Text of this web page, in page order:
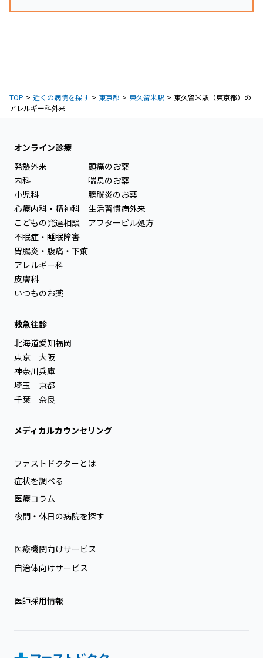
TOP 近くの病院を探す 東京都 東久留米駅
東久留米駅（東京都）の
アレルギー科外来
オンライン診療
発熱外来
内科
小児科
心療内科・精神科
こどもの発達相談
不眠症・睡眠障害
胃腸炎・腹痛・下痢
アレルギー科
皮膚科
いつものお薬
頭痛のお薬
喘息のお薬
膀胱炎のお薬
生活習慣病外来
アフターピル処方
救急往診
北海道
東京
神奈川
埼玉
千葉
愛知
大阪
兵庫
京都
奈良
福岡
メディカルカウンセリング
ファストドクターとは
症状を調べる
医療コラム
夜間・休日の病院を探す
医療機関向けサービス
自治体向けサービス
医師採用情報